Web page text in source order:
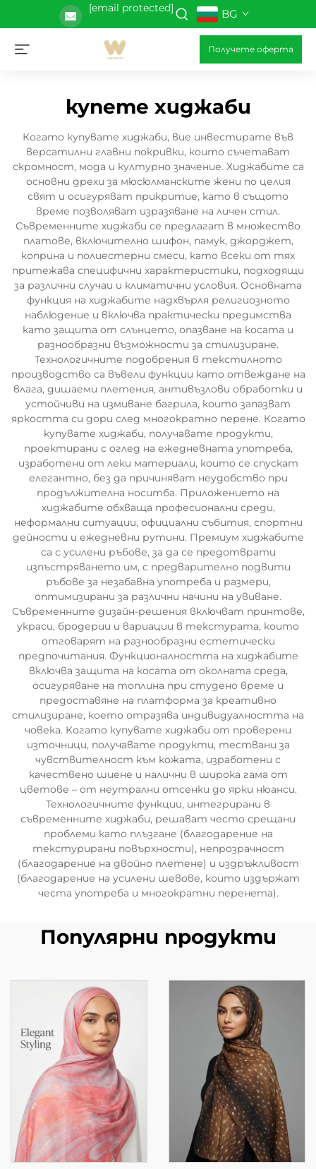
[email protected] BG
Получете оферта
купете хиджаби
Когато купувате хиджаби, вие инвестирате във
версатилни главни покривки, които съчетават
скромност, мода и културно значение. Хиджабите са
основни дрехи за мюсюлманските жени по целия
свят и осигуряват прикритие, като в същото
време позволяват изразяване на личен стил.
Съвременните хиджаби се предлагат в множество
платове, включително шифон, памук, джорджет,
коприна и полиестерни смеси, като всеки от тях
притежава специфични характеристики, подходящи
за различни случаи и климатични условия. Основната
функция на хиджабите надхвърля религиозното
наблюдение и включва практически предимства
като защита от слънцето, опазване на косата и
разнообразни възможности за стилизиране.
Технологичните подобрения в текстилното
производство са въвели функции като отвеждане на
влага, дишаеми плетения, антивъзлови обработки и
устойчиви на измиване багрила, които запазват
яркостта си дори след многократно перене. Когато
купувате хиджаби, получавате продукти,
проектирани с оглед на ежедневната употреба,
изработени от леки материали, които се спускат
елегантно, без да причиняват неудобство при
продължителна носитба. Приложението на
хиджабите обхваща професионални среди,
неформални ситуации, официални събития, спортни
дейности и ежедневни рутини. Премиум хиджабите
са с усилени ръбове, за да се предотврати
изпъстряването им, с предварително подвити
ръбове за незабавна употреба и размери,
оптимизирани за различни начини на увиване.
Съвременните дизайн-решения включват принтове,
украси, бродерии и вариации в текстурата, които
отговарят на разнообразни естетически
предпочитания. Функционалността на хиджабите
включва защита на косата от околната среда,
осигуряване на топлина при студено време и
предоставяне на платформа за креативно
стилизиране, което отразява индивидуалността на
човека. Когато купувате хиджаби от проверени
източници, получавате продукти, тествани за
чувствителност към кожата, изработени с
качествено шиене и налични в широка гама от
цветове – от неутрални отсенки до ярки нюанси.
Технологичните функции, интегрирани в
съвременните хиджаби, решават често срещани
проблеми като плъзгане (благодарение на
текстурирани повърхности), непрозрачност
(благодарение на двойно плетене) и издръжливост
(благодарение на усилени шевове, които издържат
честа употреба и многократни перенета).
Популярни продукти